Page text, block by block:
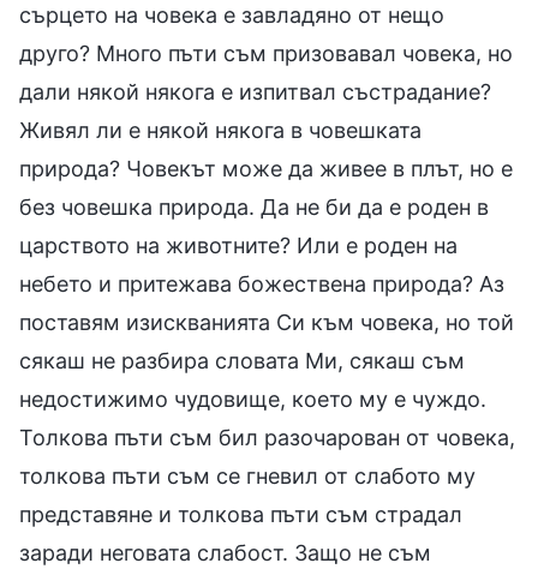
сърцето на човека е завладяно от нещо
друго? Много пъти съм призовавал човека, но
дали някой някога е изпитвал състрадание?
Живял ли е някой някога в човешката
природа? Човекът може да живее в плът, но е
без човешка природа. Да не би да е роден в
царството на животните? Или е роден на
небето и притежава божествена природа? Аз
поставям изискванията Си към човека, но той
сякаш не разбира словата Ми, сякаш съм
недостижимо чудовище, което му е чуждо.
Толкова пъти съм бил разочарован от човека,
толкова пъти съм се гневил от слабото му
представяне и толкова пъти съм страдал
заради неговата слабост. Защо не съм